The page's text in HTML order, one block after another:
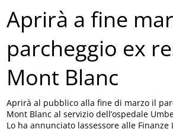
Aprirà a fine
parcheggio ex
Mont Blanc
Aprirà al pubblico alla fine di marzo il
Mont Blanc al servizio dell’ospedale
Lo ha annunciato lassessore alle